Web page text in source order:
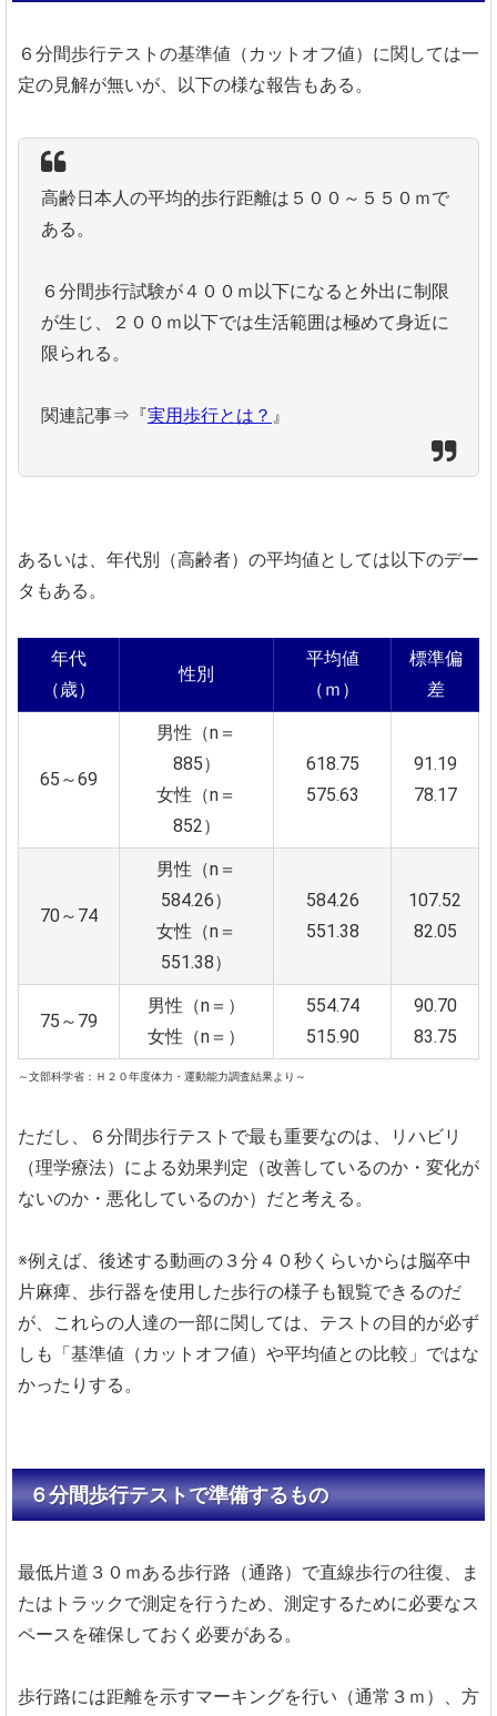
６分間歩行テストの基準値（カットオフ値）に関しては一
定の見解が無いが、以下の様な報告もある。
高齢日本人の平均的歩行距離は５００～５５０ｍで
ある。
６分間歩行試験が４００ｍ以下になると外出に制限
が生じ、２００ｍ以下では生活範囲は極めて身近に
限られる。
関連記事⇒『実用歩行とは？ 』
あるいは、年代別（高齢者）の平均値としては以下のデー
タもある。
年代
（歳）
性別
平均値
（ｍ）
標準偏
差
65～69
男性（n＝
885）
女性（n＝
852）
618.75
575.63
91.19
78.17
70～74
男性（n＝
584.26）
女性（n＝
551.38）
584.26
551.38
107.52
82.05
75～79
男性（n＝）
女性（n＝）
554.74
515.90
90.70
83.75
～文部科学省：Ｈ２０年度体力・運動能力調査結果より～
ただし、６分間歩行テストで最も重要なのは、リハビリ
（理学療法）による効果判定（改善しているのか・変化が
ないのか・悪化しているのか）だと考える。
※例えば、後述する動画の３分４０秒くらいからは脳卒中
片麻痺、歩行器を使用した歩行の様子も観覧できるのだ
が、これらの人達の一部に関しては、テストの目的が必ず
しも「基準値（カットオフ値）や平均値との比較」ではな
かったりする。
６分間歩行テストで準備するもの
最低片道３０ｍある歩行路（通路）で直線歩行の往復、ま
たはトラックで測定を行うため、測定するために必要なス
ペースを確保しておく必要がある。
歩行路には距離を示すマーキングを行い（通常３ｍ）、方